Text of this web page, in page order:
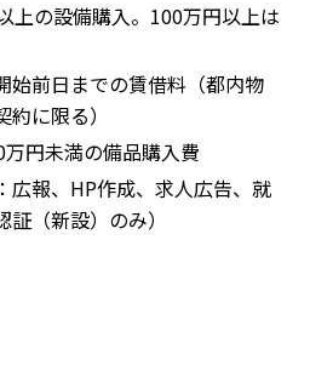
上の設備購入。100万円以上は
始前日までの賃借料（都内物
に限る）
円未満の備品購入費
広報、HP作成、求人広告、就
（新設）のみ）